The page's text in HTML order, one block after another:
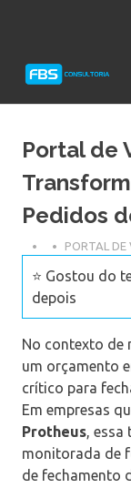
Protheus
Portal de
Pedidos
PORTAL DE
⭐ Gostou do
depois
No contexto de
um orçamento
crítico para
Em empresas
Protheus, essa
monitorada de
de fechamento